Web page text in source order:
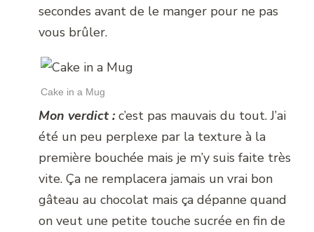
secondes avant de le manger pour ne pas
vous brûler.
Cake in a Mug
Mon verdict : c’est pas mauvais du tout. J’ai
été un peu perplexe par la texture à la
première bouchée mais je m’y suis faite très
vite. Ça ne remplacera jamais un vrai bon
gâteau au chocolat mais ça dépanne quand
on veut une petite touche sucrée en fin de